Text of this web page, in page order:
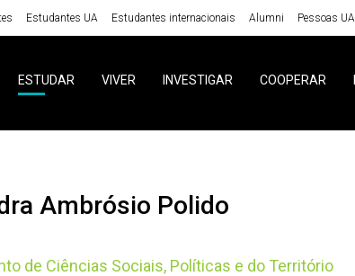
Estudantes UA Estudantes internacionais Alumni Pessoas UA
ESTUDAR VIVER INVESTIGAR COOPERAR
Ambrósio Polido
de Ciências Sociais, Políticas e do Território